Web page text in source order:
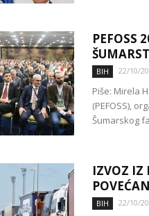
PEFOSS
BIH 22/10/
Piše: Mirela
(PEFOSS),
Šumarskog
IZVOZ IZ
BIH 22/10/